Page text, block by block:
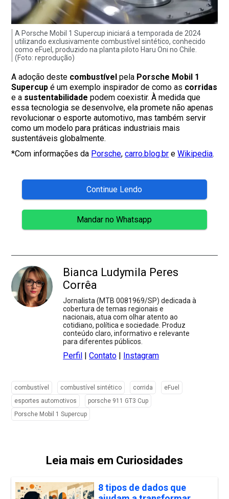
A Porsche Mobil 1 Supercup iniciará a temporada de 2024
utilizando exclusivamente combustível sintético, conhecido
como eFuel, produzido na planta piloto Haru Oni no Chile.
(Foto: reprodução)
A adoção deste combustível pela Porsche Mobil 1
Supercup é um exemplo inspirador de como as corridas
e a sustentabilidade podem coexistir. À medida que
essa tecnologia se desenvolve, ela promete não apenas
revolucionar o esporte automotivo, mas também servir
como um modelo para práticas industriais mais
sustentáveis globalmente.
*Com informações da Porsche,carro.blog.br eWikipedia.
Continue Lendo
Mandar no Whatsapp
Bianca Ludymila Peres
Corrêa
Jornalista (MTB 0081969/SP) dedicada à
cobertura de temas regionais e
nacionais, atua com olhar atento ao
cotidiano, política e sociedade. Produz
conteúdo claro, informativo e relevante
para diferentes públicos.
Perfil |Contato Instagram
combustível combustível sintético corrida
eFuel
esportes automotivos
porsche 911 GT3 Cup
Porsche Mobil 1 Supercup
Leia mais em Curiosidades
8 tipos de dados que